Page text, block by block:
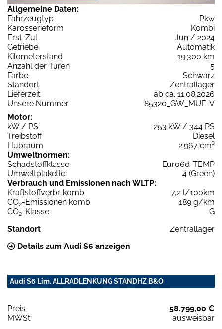
Allgemeine Daten:
Fahrzeugtyp
Pkw
Karosserieform
Kombi
Erst-Zul.
Jun / 2024
Getriebe
Automatik
Kilometerstand
19.300 km
Anzahl der Türen
5
Farbe
Schwarz
Standort
Zentrallager
Lieferzeit
ab ca. 11.08.2026
Unsere Nummer
85320_GW_MUE-V
Motor:
kW / PS
253 kW / 344 PS
Treibstoff
Diesel
Hubraum
2.967 cm³
Umweltnormen:
Schadstoffklasse
Euro6d-TEMP
Umweltplakette
4 (Green)
Verbrauch und Emissionen nach WLTP:
Kraftstoffverbr. komb.
7,2 l/100km
CO2-Emissionen komb.
189 g/km
CO2-Klasse
G
Standort
Zentrallager
Details zum Audi S6 anzeigen
Audi S6 Lim. ALLRADLENKUNG STANDHZ B&O
Preis:
58.799,00 €
MWSt:
ausweisbar